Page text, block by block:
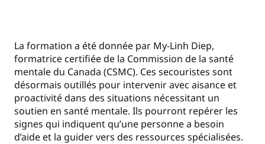
La formation a été donnée par My-Linh Diep,
formatrice certifiée de la Commission de la santé
mentale du Canada (CSMC). Ces secouristes sont
désormais outillés pour intervenir avec aisance et
proactivité dans des situations nécessitant un
soutien en santé mentale. Ils pourront repérer les
signes qui indiquent qu’une personne a besoin
d’aide et la guider vers des ressources spécialisées.